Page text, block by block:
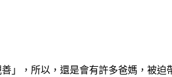
，所以，還是會有許多爸媽，被迫